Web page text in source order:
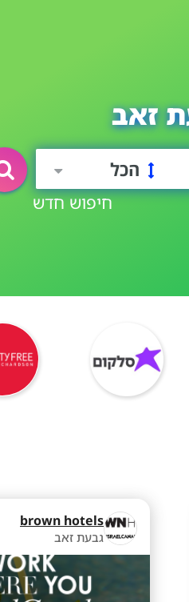
זאב
הכל
חיפוש חדש
brown hotels
גבעת זאב